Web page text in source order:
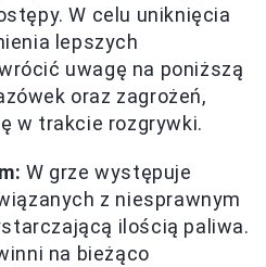
W celu uniknięcia
lepszych
uwagę na poniższą
oraz zagrożeń,
w trakcie rozgrywki.
W grze występuje
z niesprawnym
ilością paliwa.
na bieżąco